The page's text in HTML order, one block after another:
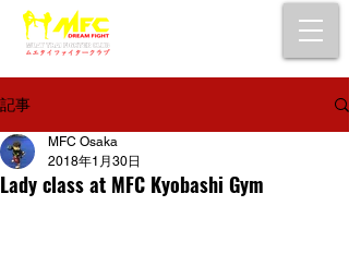
記事
Lady class at MFC Kyobashi Gym
MFC Osaka
2018年1月30日